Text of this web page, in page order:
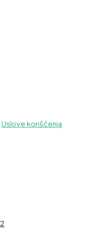
Uslove korišćenja